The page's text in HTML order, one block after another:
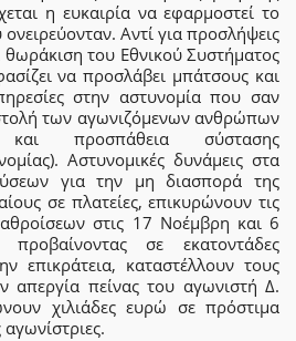
η ευκαιρία να εφαρμοστεί το
Αντί για προσλήψεις
θωράκιση του Εθνικού Συστήματος
να προσλάβει μπάτσους και
στην αστυνομία που σαν
των αγωνιζόμενων ανθρώπων
προσπάθεια σύστασης
Αστυνομικές δυνάμεις στα
για την μη διασπορά της
σε πλατείες, επικυρώνουν τις
στις 17 Νοέμβρη και 6
σε εκατοντάδες
επικράτεια, καταστέλλουν τους
απεργία πείνας του αγωνιστή Δ.
χιλιάδες ευρώ σε πρόστιμα